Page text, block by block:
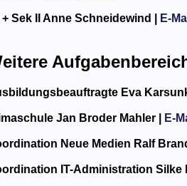
Sek II Anne Schneidewind | E-
Eva
Jan Broder Mahler | E-
Neue Medien Ralf
IT-Administration Silke